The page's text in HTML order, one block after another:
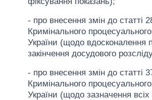
- про внесення змін до статті
Кримінального
України (щодо вдосконалення
закінчення досудового
- про внесення змін до статті
Кримінального
України (щодо зазначення всіх